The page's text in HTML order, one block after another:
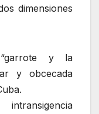
dimensiones
y la
y obcecada